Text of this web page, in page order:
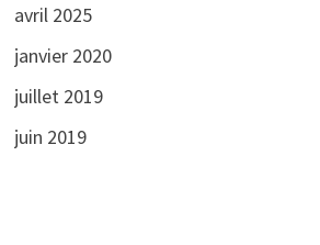
avril 2025
janvier 2020
juillet 2019
juin 2019